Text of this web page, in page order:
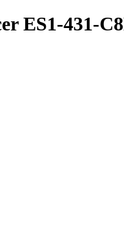
ES1-431-